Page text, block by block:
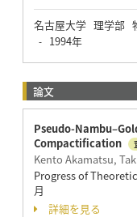
名古屋大学 理学部
- 1994年
論文
Pseudo-
Compactification
Kento Akamatsu,
Progress of
月
詳細を見る